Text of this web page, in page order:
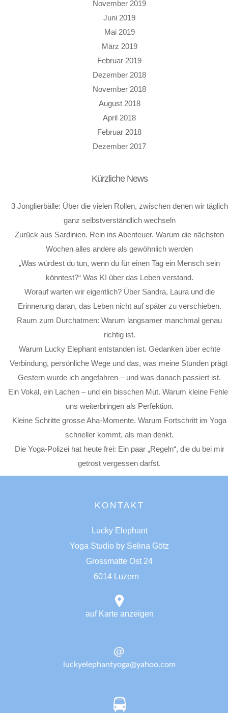
November 2019
Juni 2019
Mai 2019
März 2019
Februar 2019
Dezember 2018
November 2018
August 2018
April 2018
Februar 2018
Dezember 2017
Kürzliche News
3 Jonglierbälle: Über die vielen Rollen, zwischen denen wir täglich
ganz selbstverständlich wechseln
Zurück aus Sardinien. Rein ins Abenteuer. Warum die nächsten
Wochen alles andere als gewöhnlich werden
„Was würdest du tun, wenn du für einen Tag ein Mensch sein
könntest?“ Was KI über das Leben verstand.
Worauf warten wir eigentlich? Über Sandra, Laura und die
Erinnerung daran, das Leben nicht auf später zu verschieben.
Raum zum Durchatmen: Warum langsamer manchmal genau
richtig ist.
Warum Lucky Elephant entstanden ist. Gedanken über echte
Verbindung, persönliche Wege und das, was meine Stunden
Gestern wurde ich angefahren – und was danach passiert ist.
Ein Vokal, ein Lachen – und ein bisschen Mut. Warum kleine
uns weiterbringen als Perfektion.
Kleine Schritte grosse Aha-Momente. Warum Fortschritt im Yoga
schneller kommt, als man denkt.
Die Yoga-Polizei hat heute frei: Ein paar „Regeln“, die du bei mir
getrost vergessen darfst.
KONTAKT
Lucky Elephant
Yoga Studio by Selina Götz
Grossmatte Ost 24
6014 Luzern
auf Karte anzeigen
luckyelephantyoga@yahoo.com